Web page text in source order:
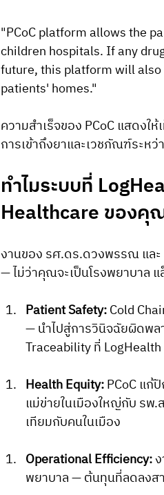
"PCoC platform allows the
children hospitals. If any
future, this platform will
patients' homes."
ความสำเร็จของ PCoC แสดงใ
การเข้าถึงยาและเวชภัณฑ์ระห
ทำไมระบบที่
Healthcare ของคุ
งานของ รศ.ดร.ดวงพรรณ แล
— ไม่ว่าคุณจะเป็นโรงพยาบาล
Patient Safety: Cold
— นำไปสู่การวินิจฉัยผิดพล
Traceability ที่
Health Equity: PCoC แก้
แม่ข่ายในเมืองใหญ่กับ รพ
เทียมกับคนในเมือง
Operational Efficiency:
พยาบาล — ต้นทุนที่ลดลงส